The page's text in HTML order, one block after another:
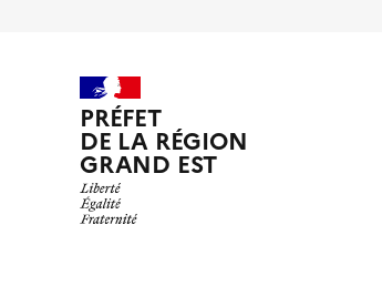
PRÉFET
DE LA RÉGION
GRAND EST